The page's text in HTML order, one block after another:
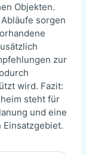
Objekten.
sorgen
zur
wird. Fazit:
steht für
und eine